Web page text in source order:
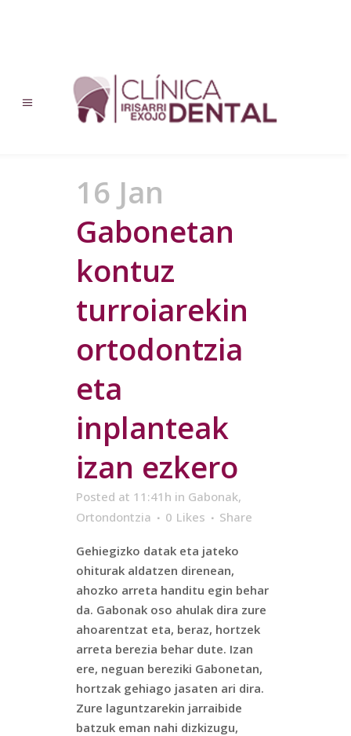
16 Jan
Gabonetan
kontuz
turroiarekin
ortodontzia
eta
inplanteak
izan ezkero
Posted at 11:41h in Gabonak,
Ortondontzia
0 Likes Share
Gehiegizko datak eta jateko
ohiturak aldatzen direnean,
ahozko arreta handitu egin behar
da. Gabonak oso ahulak dira zure
ahoarentzat eta, beraz, hortzek
arreta berezia behar dute. Izan
ere, neguan bereziki Gabonetan,
hortzak gehiago jasaten ari dira.
Zure laguntzarekin jarraibide
batzuk eman nahi dizkizugu,